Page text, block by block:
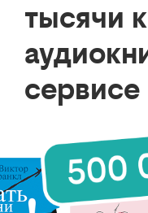
тысячи
сервисе